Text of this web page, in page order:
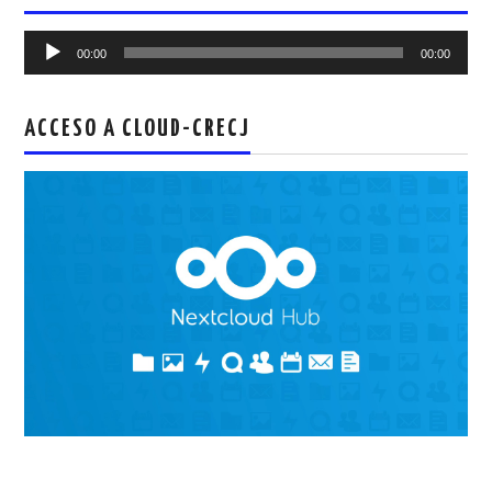
Reproductor
de
00:00 00:00
ACCESO A CLOUD-CRECJ